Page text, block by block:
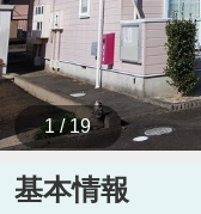
1 / 19
基本情報